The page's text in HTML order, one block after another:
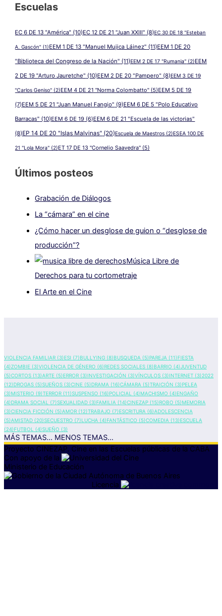
Escuelas
EC 6 DE 13 "América" (10)EC 12 DE 21 "Juan XXIII" (8)EC 30 DE 18 "Esteban
A. Gascón" (1)EEM 1 DE 13 "Manuel Mujica Láinez" (11)EEM 1 DE 20
"Biblioteca del Congreso de la Nación" (11)EEM 2 DE 17 "Rumania" (2)EEM
2 DE 19 "Arturo Jauretche" (10)EEM 2 DE 20 "Pampero" (8)EEM 3 DE 19
"Carlos Geniso" (2)EEM 4 DE 21 "Norma Colombatto" (5)EEM 5 DE 19
(7)EEM 5 DE 21 "Juan Manuel Fangio" (9)EEM 6 DE 5 "Polo Educativo
Barracas" (10)EEM 6 DE 19 (6)EEM 6 DE 21 "Escuela de las victorias"
(8)EP 14 DE 20 "Islas Malvinas" (20)Escuela de Maestros (2)ESEA 100 DE
21 "Lola Mora" (2)ET 17 DE 13 "Cornelio Saavedra" (5)
Últimos posteos
Grabación de Diálogos
La “cámara” en el cine
¿Cómo hacer un desglose de guion o “desglose de
producción”?
Música Libre de
Derechos para tu cortometraje
El Arte en el Cine
VIOLENCIA FAMILIAR (3)ESI (7)BULLYING (8)BUSQUEDA (5)PAREJA (11)FIESTA
(4)ZOMBIE (3)VIOLENCIA DE GÉNERO (6)REDES SOCIALES (8)BARRIO (4)JUVENTUD
(5)CORTOS (13)ARTE (5)ERROR (3)INVESTIGACIÓN (3)VÍNCULOS (3)INTERNET (3)2022
(12)DROGAS (5)SUEÑOS (3)CINE (5)DRAMA (16)CÁMARA (5)TRAICIÓN (3)PELEA
(3)MISTERIO (9)TERROR (11)SUSPENSO (16)POLICIAL (4)MACHISMO (4)ENGAÑO
(4)DRAMA SOCIAL (7)SEXUALIDAD (3)FAMILIA (14)CINEZAP (15)ROBO (5)MEMORIA
(3)CIENCIA FICCIÓN (5)AMOR (12)TRABAJO (7)ESCRITURA (6)ADOLESCENCIA
(5)AMISTAD (20)SECUESTRO (7)LUCHA (4)FANTÁSTICO (5)COMEDIA (13)ESCUELA
(24)FUTBOL (4)SUEÑO (3)
MÁS TEMAS... MENOS TEMAS...
Proyecto CINEZAP. Cine en las Escuelas públicas de la CABA
Con apoyo de la
Ministerio de Educación
Licencia